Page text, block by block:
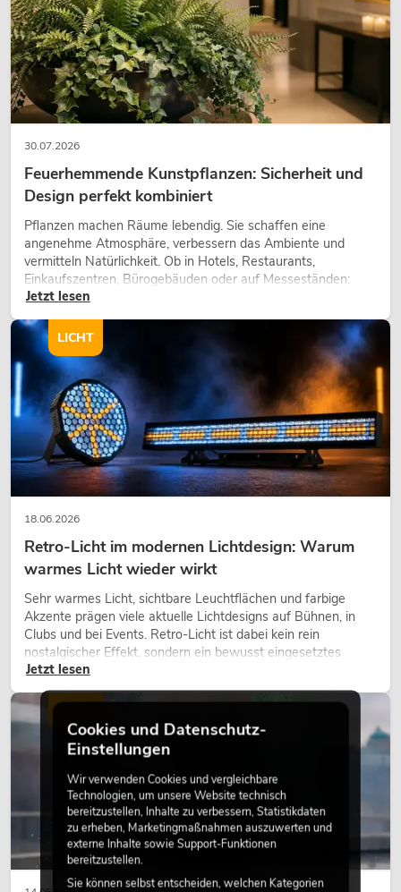
30.07.2026
Feuerhemmende Kunstpflanzen: Sicherheit und
Design perfekt kombiniert
Pflanzen machen Räume lebendig. Sie schaffen eine
angenehme Atmosphäre, verbessern das Ambiente und
vermitteln Natürlichkeit. Ob in Hotels, Restaurants,
Einkaufszentren, Bürogebäuden oder auf Messeständen:
eine hochwertige Begrünung gehört heute längst zum
Jetzt lesen
18.06.2026
Retro-Licht im modernen Lichtdesign: Warum
warmes Licht wieder wirkt
Sehr warmes Licht, sichtbare Leuchtflächen und farbige
Akzente prägen viele aktuelle Lichtdesigns auf Bühnen, in
Clubs und bei Events. Retro-Licht ist dabei kein rein
nostalgischer Effekt, sondern ein bewusst eingesetztes
Gestaltungsmittel: Es schafft Atmosphäre, gibt Szenen
Charakter und kann technische LED-Setups emotionaler
wirken lassen.
Jetzt lesen
LICHT
Cookies und Datenschutz-
Einstellungen
Wir verwenden Cookies und vergleichbare
Technologien, um unsere Website technisch
bereitzustellen, Inhalte zu verbessern, Statistikdaten
zu erheben, Marketingmaßnahmen auszuwerten und
externe Inhalte sowie Support-Funktionen
bereitzustellen.
Sie können selbst entscheiden, welchen Kategorien